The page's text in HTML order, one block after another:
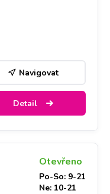
Navigovat
Detail
Otevřeno
Po-So: 9-21
Ne: 10-21